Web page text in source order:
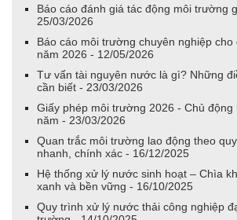
Báo cáo đánh giá tác động môi trường
25/03/2026
Báo cáo môi trường chuyên nghiệp cho
năm 2026 - 12/05/2026
Tư vấn tài nguyên nước là gì? Những
cần biết - 23/03/2026
Giấy phép môi trường 2026 - Chủ động
năm - 23/03/2026
Quan trắc môi trường lao động theo
nhanh, chính xác - 16/12/2025
Hệ thống xử lý nước sinh hoạt – Chìa
xanh và bền vững - 16/10/2025
Quy trình xử lý nước thải công nghiệp